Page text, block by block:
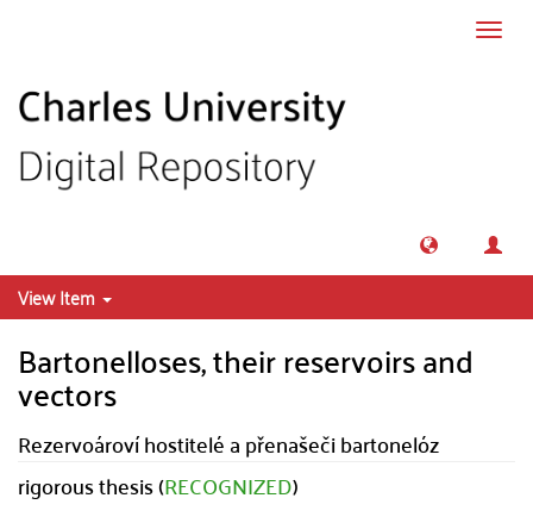
View Item
Bartonelloses, their reservoirs and
vectors
Rezervoároví hostitelé a přenašeči bartonelóz
rigorous thesis (RECOGNIZED)